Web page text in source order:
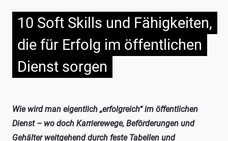
10 Soft Skills und Fähigkeiten,
die für Erfolg im öffentlichen
Dienst sorgen
Wie wird man eigentlich „erfolgreich“ im öffentlichen
Dienst – wo doch Karrierewege, Beförderungen und
Gehälter weitgehend durch feste Tabellen und